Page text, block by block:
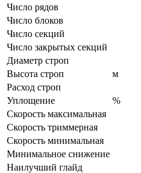
Число рядов
Число блоков
Число секций
Число закрытых секций
Диаметр строп
Высота строп
м
Расход строп
Уплощение
%
Скорость максимальная
Скорость триммерная
Скорость минимальная
Минимальное снижение
Наилучший глайд